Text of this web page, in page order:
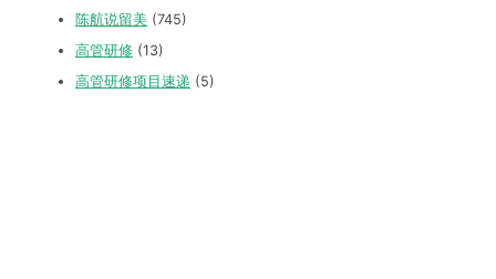
陈航说留美 (745)
高管研修 (13)
高管研修项目速递 (5)